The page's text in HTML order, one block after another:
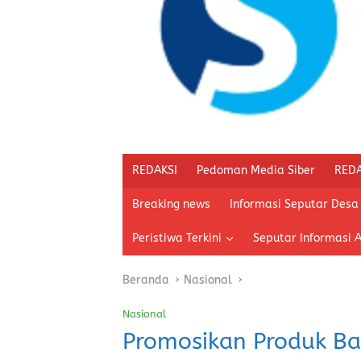
REDAKSI Pedoman Media Siber
Breaking news Informasi Seputar Desa
Peristiwa Terkini Seputar Informasi
Beranda Nasional
Nasional
Promosikan Produk